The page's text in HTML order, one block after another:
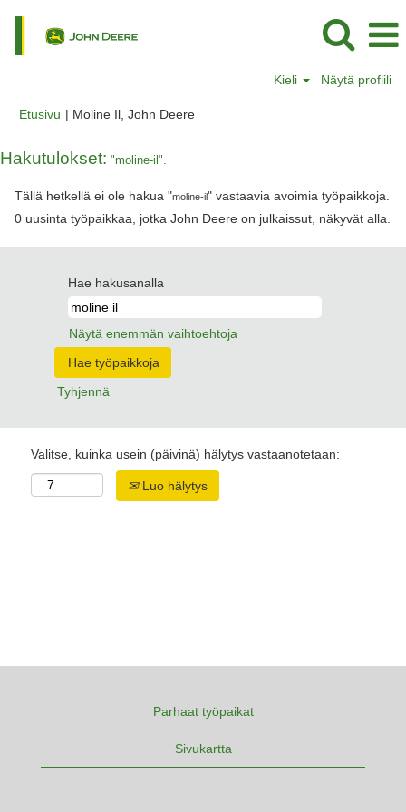
Kieli Näytä profiili
Etusivu | Moline Il, John Deere(nykyinen
Hakutulokset: "moline-il".
Tällä hetkellä ei ole hakua "moline-il" vastaavia avoimia työpaikkoja.
0 uusinta työpaikkaa, jotka John Deere on julkaissut, näkyvät alla.
Hae hakusanalla
Näytä enemmän vaihtoehtoja
Tyhjennä
Valitse, kuinka usein (päivinä) hälytys vastaanotetaan:
Luo hälytys
Parhaat työpaikat
Sivukartta